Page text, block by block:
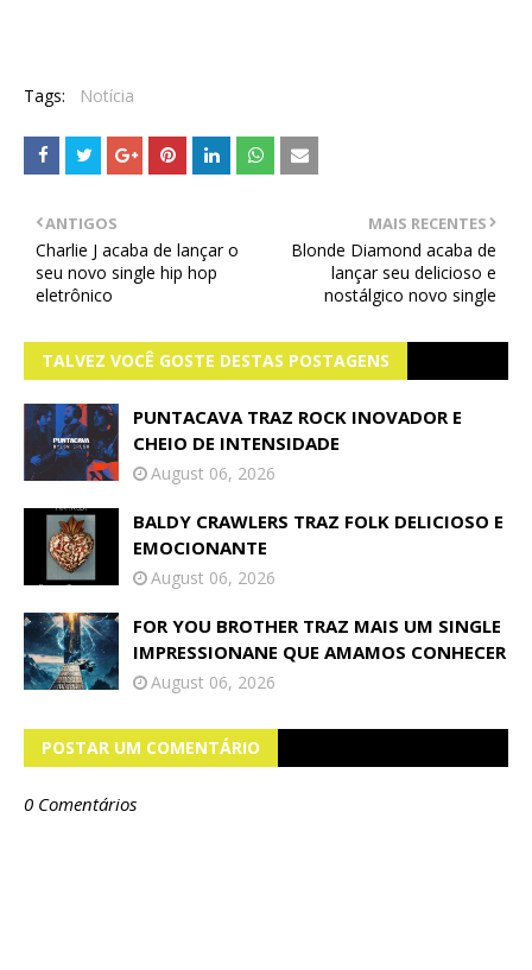
Tags: Notícia
MAIS RECENTES
Blonde Diamond acaba de
lançar seu delicioso e
nostálgico novo single
ANTIGOS
Charlie J acaba de lançar o
seu novo single hip hop
eletrônico
TALVEZ VOCÊ GOSTE DESTAS POSTAGENS
PUNTACAVA TRAZ ROCK INOVADOR E
CHEIO DE INTENSIDADE
August 06, 2026
BALDY CRAWLERS TRAZ FOLK DELICIOSO E
EMOCIONANTE
August 06, 2026
FOR YOU BROTHER TRAZ MAIS UM SINGLE
IMPRESSIONANE QUE AMAMOS CONHECER
August 06, 2026
POSTAR UM COMENTÁRIO
0 Comentários